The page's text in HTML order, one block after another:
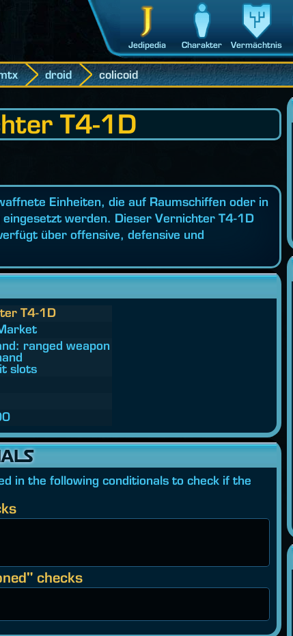
Jedipedia Charakter Vermächtnis
droid colicoid
T4-1D
Einheiten, die auf Raumschiffen oder in
eingesetzt werden. Dieser Vernichter T4-1D
über offensive, defensive und
T4-1D
ranged weapon
slots
in the following conditionals to check if the
checks